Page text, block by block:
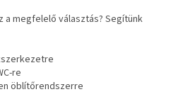
a megfelelő választás? Segítünk
re
öblítőrendszerre